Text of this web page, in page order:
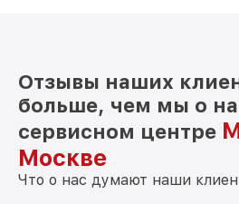
Отзывы наших
больше, чем мы о
сервисном центре
Москве
Что о нас думают наши